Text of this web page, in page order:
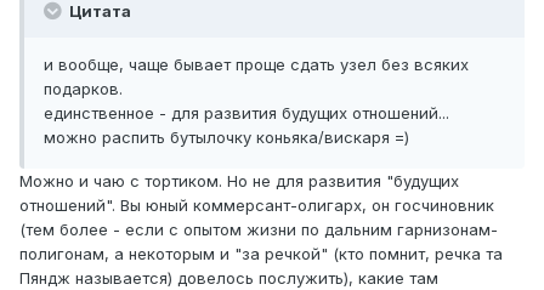
Цитата
и вообще, чаще бывает проще сдать узел без всяких
подарков.
единственное - для развития будущих отношений...
можно распить бутылочку коньяка/вискаря =)
Можно и чаю с тортиком. Но не для развития "будущих
отношений". Вы юный коммерсант-олигарх, он госчиновник
(тем более - если с опытом жизни по дальним гарнизонам-
полигонам, а некоторым и "за речкой" (кто помнит, речка та
Пяндж называется) довелось послужить), какие там